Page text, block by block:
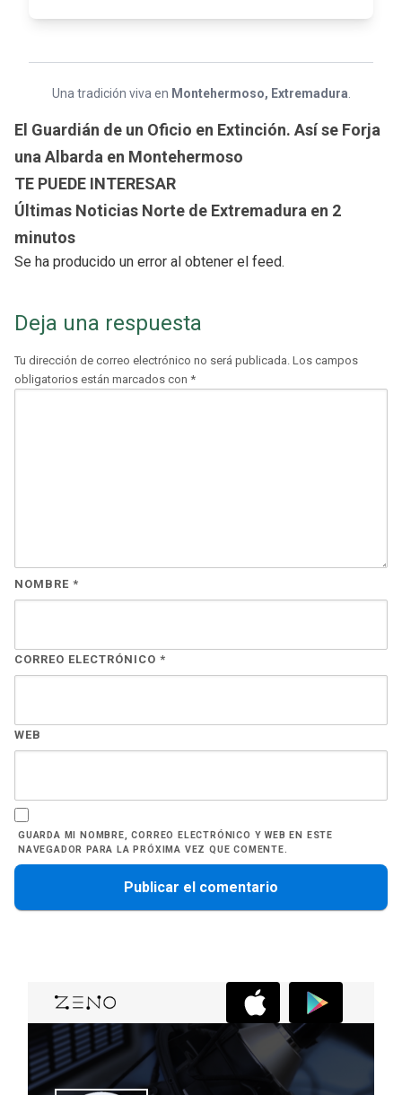
Una tradición viva en Montehermoso, Extremadura.
El Guardián de un Oficio en Extinción. Así se Forja
una Albarda en Montehermoso
TE PUEDE INTERESAR
Últimas Noticias Norte de Extremadura en 2
minutos
Se ha producido un error al obtener el feed.
Deja una respuesta
Tu dirección de correo electrónico no será publicada. Los campos
obligatorios están marcados con *
NOMBRE *
CORREO ELECTRÓNICO *
WEB
GUARDA MI NOMBRE, CORREO ELECTRÓNICO Y WEB EN ESTE
NAVEGADOR PARA LA PRÓXIMA VEZ QUE COMENTE.